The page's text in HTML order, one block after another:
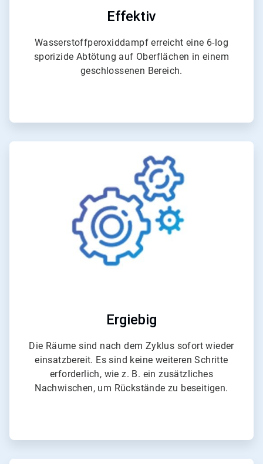
Effektiv
Wasserstoffperoxiddampf erreicht eine 6-log
sporizide Abtötung auf Oberflächen in einem
geschlossenen Bereich.
von
4
Ergiebig
Die Räume sind nach dem Zyklus sofort wieder
einsatzbereit. Es sind keine weiteren Schritte
erforderlich, wie z. B. ein zusätzliches
Nachwischen, um Rückstände zu beseitigen.